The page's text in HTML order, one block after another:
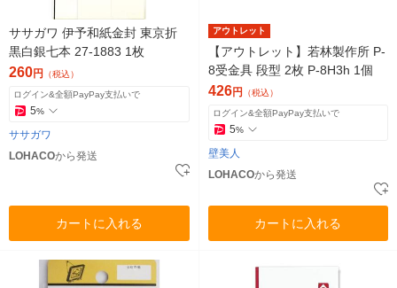
ササガワ 伊予和紙金封 東京折
黒白銀七本 27-1883 1枚
260円 （税込）
ログイン&全額PayPay支払いで
5%
ササガワ
LOHACOから発送
カートに入れる
アウトレット
【アウトレット】若林製作所 P-
8受金具 段型 2枚 P-8H3h 1個
426円 （税込）
ログイン&全額PayPay支払いで
5%
壁美人
LOHACOから発送
カートに入れる